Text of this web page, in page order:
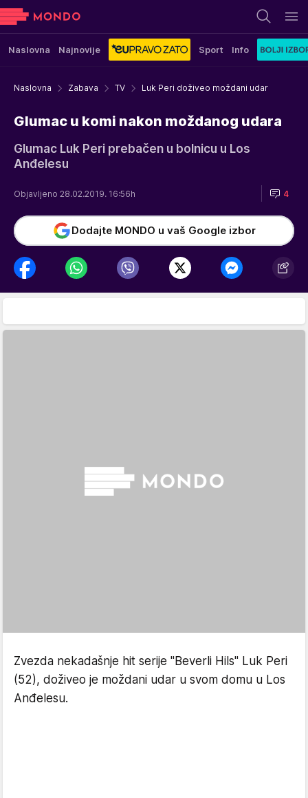
Naslovna Najnovije Sport Info
Naslovna Zabava TV Luk Peri doživeo moždani udar
Glumac u komi nakon moždanog udara
Glumac Luk Peri prebačen u bolnicu u Los
Anđelesu
Objavljeno 28.02.2019. 16:56h 4
Dodajte MONDO u vaš Google izbor
Zvezda nekadašnje hit serije "Beverli Hils" Luk Peri
(52), doživeo je moždani udar u svom domu u Los
Anđelesu.